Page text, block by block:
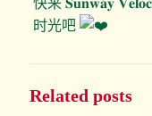
快来 𝐒𝐮𝐧𝐰𝐚𝐲
时光吧
Related posts